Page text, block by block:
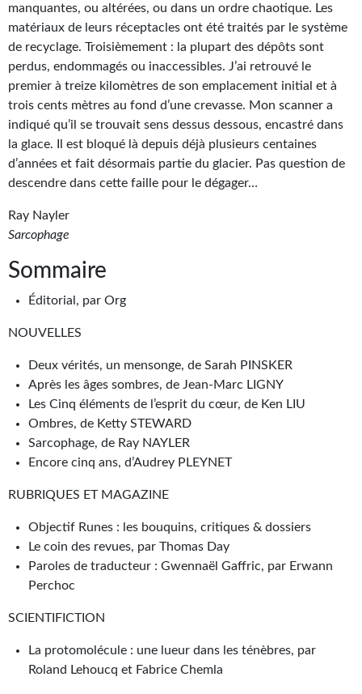
Le blog
Le prix des lecteurs
GOODIES
Goodies Gotland
Tirages d’art Une Heure-Lumière
PLUS
À paraître
Revue de presse
Récompenses
Newsletter
Le Bélial' sur Youtube
LE BLOG BIFROST
Tous les articles
La Bibliothèque orbitale
Journal d'un homme des bois
FORUMS
CONTACT
Soumettre un manuscrit
manquantes, ou altérées, ou dans un ordre chaotique. Les
matériaux de leurs réceptacles ont été traités par le système
de recyclage. Troisièmement : la plupart des dépôts sont
perdus, endommagés ou inaccessibles. J’ai retrouvé le
premier à treize kilomètres de son emplacement initial et à
trois cents mètres au fond d’une crevasse. Mon scanner a
indiqué qu’il se trouvait sens dessus dessous, encastré dans
la glace. Il est bloqué là depuis déjà plusieurs centaines
d’années et fait désormais partie du glacier. Pas question de
descendre dans cette faille pour le dégager…
Ray Nayler
Sarcophage
Sommaire
Éditorial, par Org
NOUVELLES
Deux vérités, un mensonge, de Sarah PINSKER
Après les âges sombres, de Jean-Marc LIGNY
Les Cinq éléments de l’esprit du cœur, de Ken LIU
Ombres, de Ketty STEWARD
Sarcophage, de Ray NAYLER
Encore cinq ans, d’Audrey PLEYNET
RUBRIQUES ET MAGAZINE
Objectif Runes : les bouquins, critiques & dossiers
Le coin des revues, par Thomas Day
Paroles de traducteur : Gwennaël Gaffric, par Erwann
Perchoc
SCIENTIFICTION
La protomolécule : une lueur dans les ténèbres, par
Roland Lehoucq et Fabrice Chemla